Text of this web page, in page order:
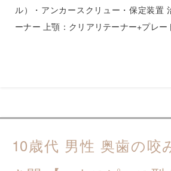
ル）・アンカースクリュー・保定装置
ーナー 上顎：クリアリテーナー+プレ
10歳代 男性 奥歯の